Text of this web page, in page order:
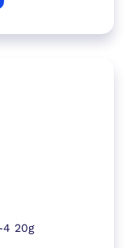
4 20g